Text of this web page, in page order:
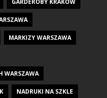
GARDEROBY KRAKÓW
MARKIZY WARSZAWA
WARSZAWA
NADRUKI NA SZKLE